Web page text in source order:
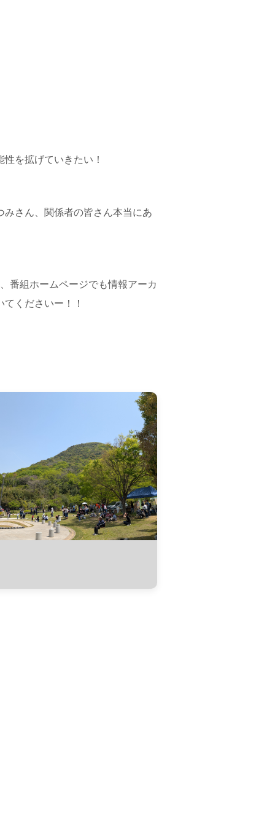
を拡げていきたい！
さん、関係者の皆さん本当にあ
番組ホームページでも情報アーカ
くださいー！！